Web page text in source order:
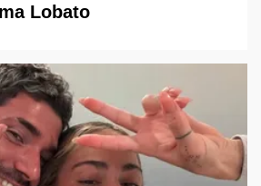
Lobato